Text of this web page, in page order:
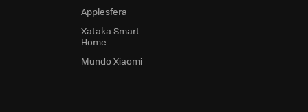
Applesfera
Xataka Smart
Home
Mundo Xiaomi